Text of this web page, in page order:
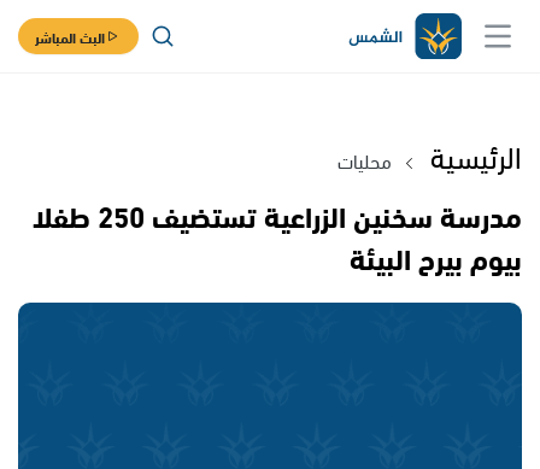
البث المباشر
الرئيسية محليات
مدرسة سخنين الزراعية تستضيف 250 طفلا
بيوم بيرح البيئة